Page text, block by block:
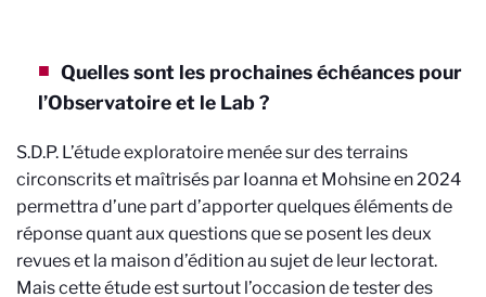
Quelles sont les prochaines échéances pour
l’Observatoire et le Lab ?
S.D.P. L’étude exploratoire menée sur des terrains
circonscrits et maîtrisés par Ioanna et Mohsine en 2024
permettra d’une part d’apporter quelques éléments de
réponse quant aux questions que se posent les deux
revues et la maison d’édition au sujet de leur lectorat.
Mais cette étude est surtout l’occasion de tester des